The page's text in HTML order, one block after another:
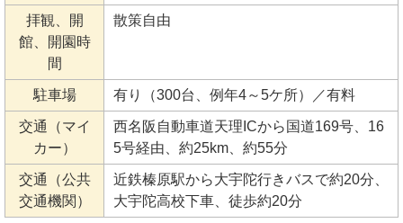
拝観、開
館、開園時
間
散策自由
駐車場 有り（300台、例年4～5ケ所）／有料
交通（マイ
カー）
西名阪自動車道天理ICから国道169号、16
5号経由、約25km、約55分
交通（公共
交通機関）
近鉄榛原駅から大宇陀行きバスで約20分、
大宇陀高校下車、徒歩約20分